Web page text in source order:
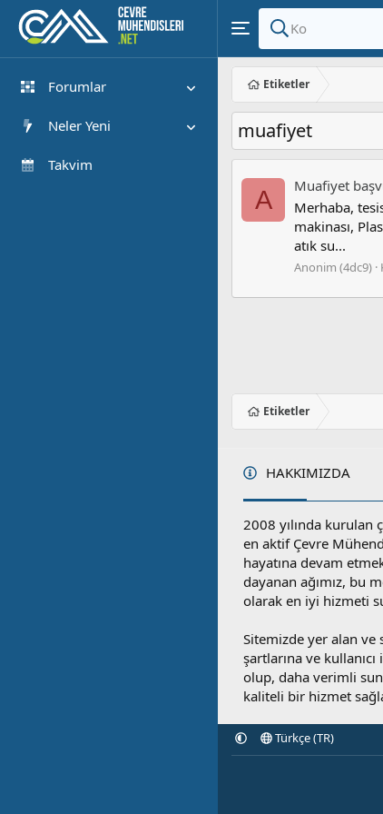
Forumlar
Yeni Mesajlar
Neler Yeni
Öne çıkan içerik
Takvim
Etiketler
muafiyet
A
Muafiyet
Merhaba,
makinası,
atık su...
Anonim (4dc9)
Etiketler
HAKKIMIZDA
2008 yılında kurulan
en aktif Çevre
hayatına devam
dayanan ağımız, bu
olarak en iyi hizmeti
Sitemizde yer alan
şartlarına ve
olup, daha verimli
kaliteli bir hizmet
Türkçe (TR)